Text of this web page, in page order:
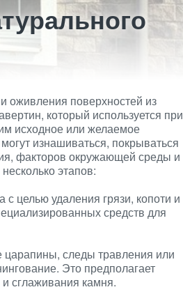
оживления поверхностей из
который используется при
исходное или желаемое
изнашиваться, покрываться
факторов окружающей среды и
этапов:
целью удаления грязи, копоти и
средств для
царапины, следы травления или
Это предполагает
сглаживания камня.